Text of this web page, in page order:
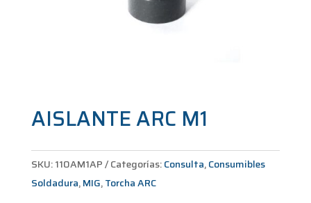
AISLANTE ARC M1
SKU:110AM1AP Categorías:Consulta,Consumibles
Soldadura,MIG,Torcha ARC